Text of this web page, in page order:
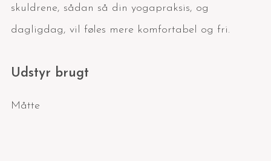
skuldrene, sådan så din yogapraksis, og
dagligdag, vil føles mere komfortabel og fri.
Udstyr brugt
Måtte